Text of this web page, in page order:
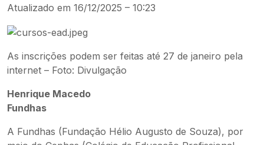
Atualizado em 16/12/2025 – 10:23
As inscrições podem ser feitas até 27 de janeiro pela
internet – Foto: Divulgação
Henrique Macedo
Fundhas
A Fundhas (Fundação Hélio Augusto de Souza), por